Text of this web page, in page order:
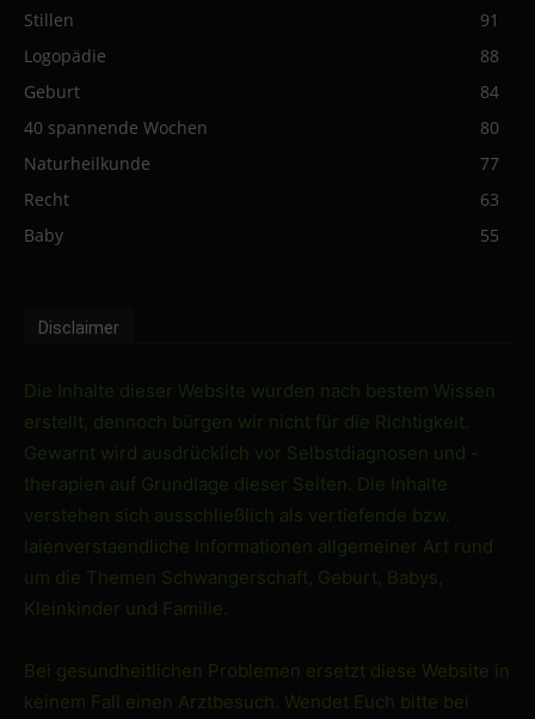
Stillen
91
Logopädie
88
Geburt
84
40 spannende Wochen
80
Naturheilkunde
77
Recht
63
Baby
55
Disclaimer
Die Inhalte dieser Website wurden nach bestem Wissen
erstellt, dennoch bürgen wir nicht für die Richtigkeit.
Gewarnt wird ausdrücklich vor Selbstdiagnosen und -
therapien auf Grundlage dieser Seiten. Die Inhalte
verstehen sich ausschließlich als vertiefende bzw.
laienverstaendliche Informationen allgemeiner Art rund
um die Themen Schwangerschaft, Geburt, Babys,
Kleinkinder und Familie.
Bei gesundheitlichen Problemen ersetzt diese Website in
keinem Fall einen Arztbesuch. Wendet Euch bitte bei